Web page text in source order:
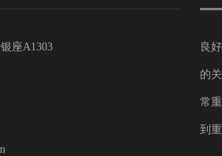
座A1303 良
的
常
到